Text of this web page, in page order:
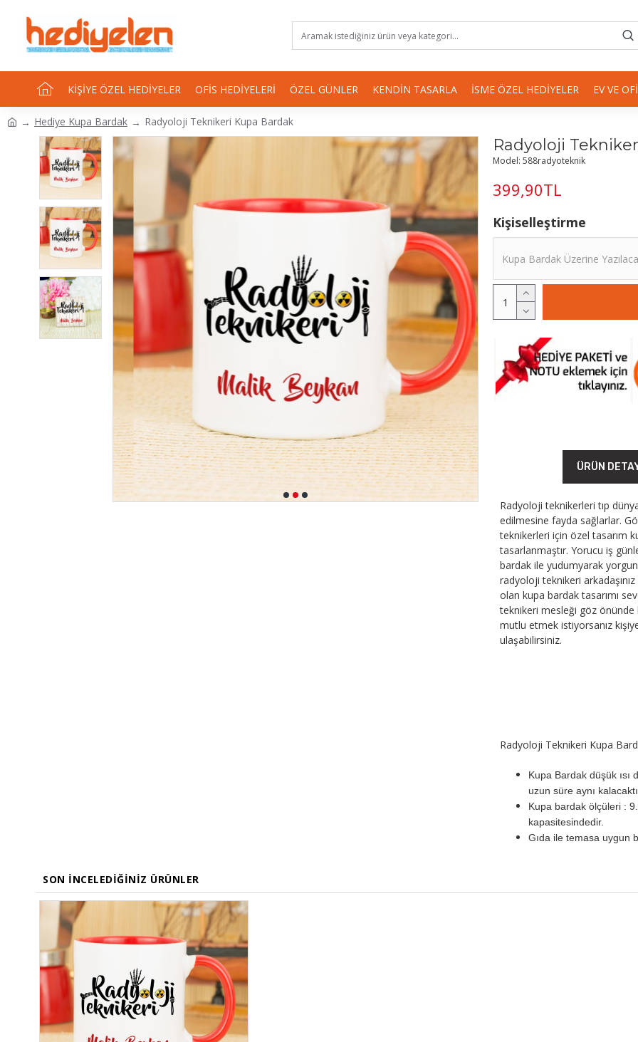
KIŞIYE ÖZEL HEDIYELER OFIS HEDIYELERI ÖZEL GÜNLER KENDIN TASARLA İSME ÖZEL HEDIYELER EV VE
Hediye Kupa Bardak Radyoloji Teknikeri Kupa Bardak
Radyoloji
399,90TL
Model: 588radyoteknik
Kişiselleştirme
ÜRÜN
Radyoloji teknikerleri tıp
edilmesine fayda sağlarlar.
teknikerleri için özel tasarım
tasarlanmaştır. Yorucu iş
bardak ile yudumyarak
radyoloji teknikeri
olan kupa bardak tasarımı
teknikeri mesleği göz önünde
mutlu etmek istiyorsanız
ulaşabilirsiniz.
Radyoloji Teknikeri Kupa
Kupa Bardak düşük ısı
uzun süre aynı
Kupa bardak ölçüleri :
kapasitesindedir.
Gıda ile temasa uygun
SON İNCELEDIĞINIZ ÜRÜNLER